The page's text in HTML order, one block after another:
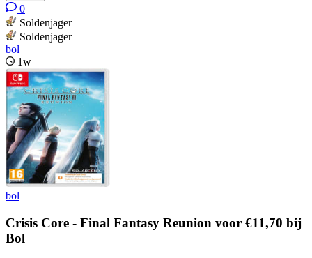
0
Soldenjager
Soldenjager
bol
1w
bol
Crisis Core - Final Fantasy Reunion voor €11,70 bij
Bol